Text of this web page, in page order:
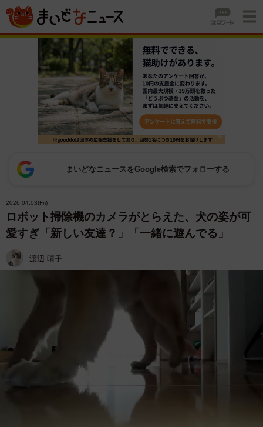
まいどなニュースをGoogle検索でフォローする
2026.04.03(Fri)
ロボット掃除機のカメラがとらえた、犬の姿が可
愛すぎ「新しい友達？」「一緒に遊んでる」
渡辺 晴子